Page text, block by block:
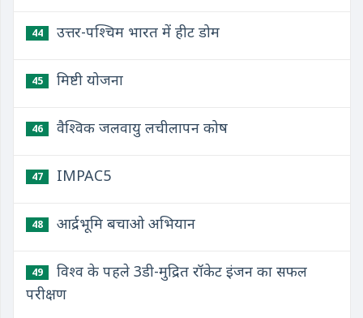
44 उत्तर-पश्चिम भारत में हीट डोम
45 मिष्टी योजना
46 वैश्विक जलवायु लचीलापन कोष
47 IMPAC5
48 आर्द्रभूमि बचाओ अभियान
49
विश्व के पहले 3डी-मुद्रित रॉकेट इंजन का सफल
परीक्षण